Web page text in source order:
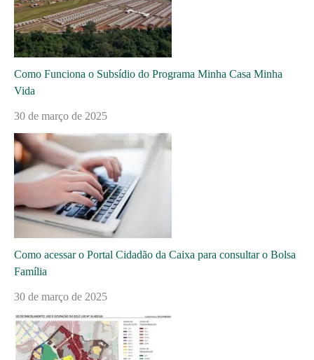
Como Funciona o Subsídio do Programa Minha Casa Minha
Vida
30 de março de 2025
Como acessar o Portal Cidadão da Caixa para consultar o Bolsa
Família
30 de março de 2025